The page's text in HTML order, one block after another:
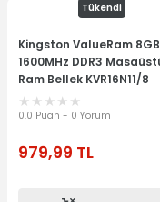
Tükendi
Kingston ValueRam 8GB
1600MHz DDR3
Ram Bellek KVR16N11/8
0.0 Puan - 0 Yorum
979,99 TL